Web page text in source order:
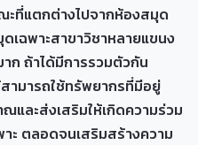
ะที่แตกต่างไปจากห้องสมุด
เฉพาะสาขาวิชาหลายแขนง
ก ถ้าได้มีการรวมตัวกัน
ามารถใช้ทรัพยากรที่มีอยู่
และส่งเสริมให้เกิดความร่วม
ะ ตลอดจนเสริมสร้างความ